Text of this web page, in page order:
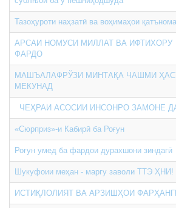
Тазоҳуроти наҳзатӣ ва воҳимаҳои
АРСАИ НОМУСИ МИЛЛАТ ВА
ФАРДО
МАШЪАЛАФРЎЗИ МИНТАҚА ЧАШМИ
МЕКУНАД
ЧЕҲРАИ АСОСИИ ИНСОНРО ЗАМОНЕ
«Сюрприз»-и Кабирӣ ба Роғун
Роғун умед ба фардои дурахшони зиндагӣ
Шукуфоии меҳан - маргу заволи ТТЭ ҲНИ!
ИСТИҚЛОЛИЯТ ВА АРЗИШҲОИ